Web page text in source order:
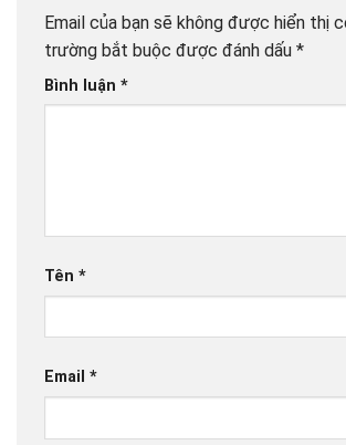
Email của bạn sẽ không được hiển thị
trường bắt buộc được đánh dấu *
Bình luận *
Tên *
Email *